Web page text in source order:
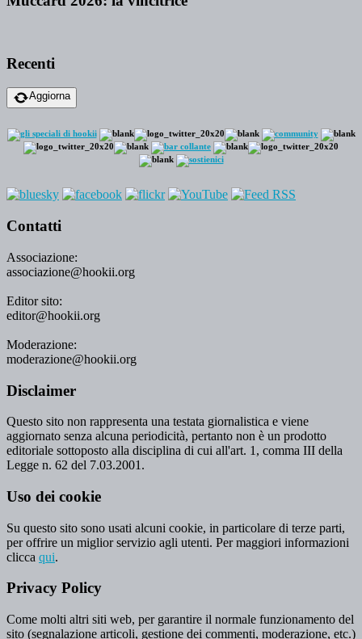
Recenti
Aggiorna
Contatti
Associazione:
associazione@hookii.org
Editor sito:
editor@hookii.org
Moderazione:
moderazione@hookii.org
Disclaimer
Questo sito non rappresenta una testata giornalistica e viene
aggiornato senza alcuna periodicità, pertanto non è un prodotto
editoriale sottoposto alla disciplina di cui all'art. 1, comma III della
Legge n. 62 del 7.03.2001.
Uso dei cookie
Su questo sito sono usati alcuni cookie, in particolare di terze parti,
per offrire un miglior servizio agli utenti. Per maggiori informazioni
clicca qui.
Privacy Policy
Come molti altri siti web, per garantire il normale funzionamento del
sito (segnalazione articoli, gestione dei commenti, moderazione, etc.)